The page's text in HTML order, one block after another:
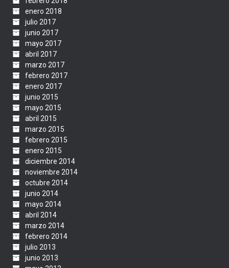
enero 2018
julio 2017
junio 2017
mayo 2017
abril 2017
marzo 2017
febrero 2017
enero 2017
junio 2015
mayo 2015
abril 2015
marzo 2015
febrero 2015
enero 2015
diciembre 2014
noviembre 2014
octubre 2014
junio 2014
mayo 2014
abril 2014
marzo 2014
febrero 2014
julio 2013
junio 2013